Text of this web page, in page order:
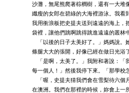
沙灘，無尾熊爬著棕櫚樹，還有一大堆
纖瘦的女郎在碧綠的大海裡游泳。我看
我用衝浪板把史提夫送到遠遠的海上，
袋裡，讓他們跳啊跳得跳進遠遠的叢林中
「以後的日子太美好了。」媽媽說。
條腿大大的張開，好像已經在做日光浴了
「是啊，太美了。」我附和著說：「
每一個人！」然後我停下來。「那學校
「喔，史提夫猜我們會在雪梨待六個
在澳洲。我們在那裡的時候，妳會上一